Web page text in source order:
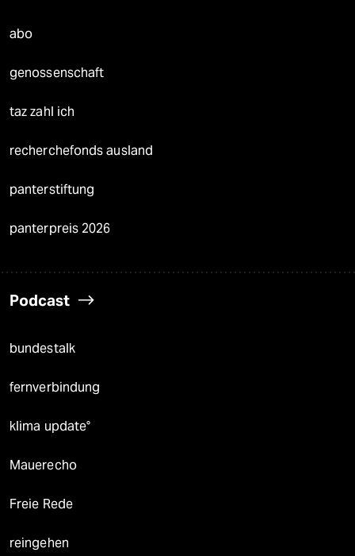
abo
genossenschaft
taz zahl ich
recherchefonds ausland
panterstiftung
panterpreis 2026
Podcast
bundestalk
fernverbindung
klima update°
Mauerecho
Freie Rede
reingehen